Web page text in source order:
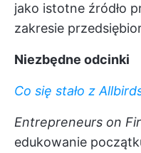
jako istotne źródło
zakresie
Niezbędne odcinki
Co się stało z
Entrepreneurs on
edukowanie